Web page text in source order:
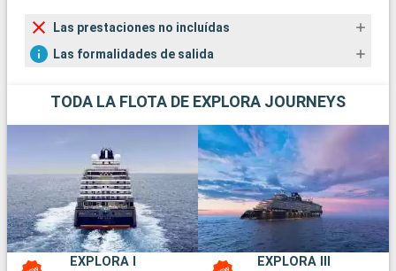
Las prestaciones no incluídas
Las formalidades de salida
TODA LA FLOTA DE EXPLORA JOURNEYS
EXPLORA I EXPLORA III